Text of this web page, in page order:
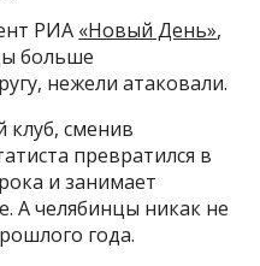
РИА «Новый День»,
больше
нежели атаковали.
клуб, сменив
превратился в
и занимает
А челябинцы никак не
года.